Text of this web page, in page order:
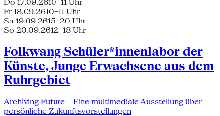
Do 17.09.2610–11 Uhr
Fr 18.09.2610–11 Uhr
Sa 19.09.2615–20 Uhr
So 20.09.2612–18 Uhr
Folkwang Schüler*innenlabor der
Künste, Junge Erwachsene aus dem
Ruhrgebiet
Archiving Future – Eine multimediale Ausstellung über
persönliche Zukunftsvorstellungen